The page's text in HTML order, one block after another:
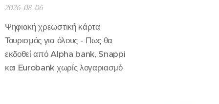
2026-08-06
Ψηφιακή χρεωστική κάρτα
Τουρισμός για όλους - Πως θα
εκδοθεί από Alpha bank, Snappi
και Eurobank χωρίς λογαριασμό